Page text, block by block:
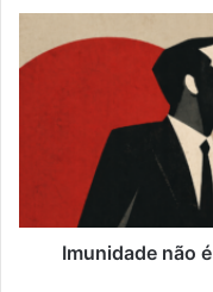
não
é
na
tribunaImunidade não